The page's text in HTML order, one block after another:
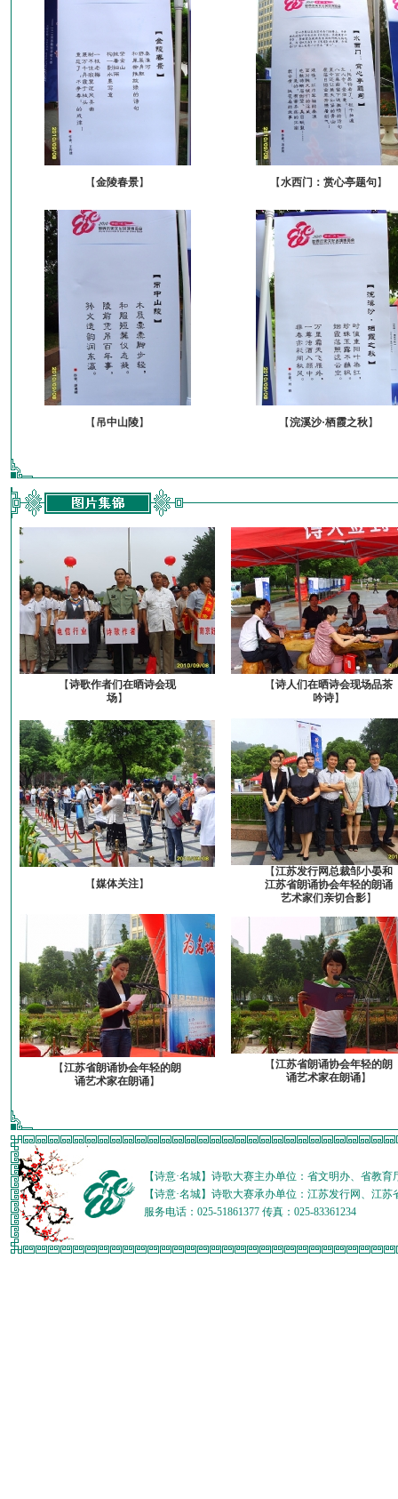
【金陵春景】 【水西门：赏心亭题句】
【 吊中山陵】 【浣溪沙·栖霞之秋】
【诗歌作者们在晒诗会现
场】
【诗人们在晒诗会现场品茶
吟诗】
【媒体关注】
【江苏发行网总裁邹小晏和
江苏省朗诵协会年轻的朗诵
艺术家们亲切合影】
【江苏省朗诵协会年轻的朗
诵艺术家在朗诵】
【江苏省朗诵协会年轻的朗
诵艺术家在朗诵】
【诗意·名城】诗歌大赛主办单位：省文明办、省教
【诗意·名城】诗歌大赛承办单位：江苏发行网、江
服务电话：025-51861377 传真：025-83361234